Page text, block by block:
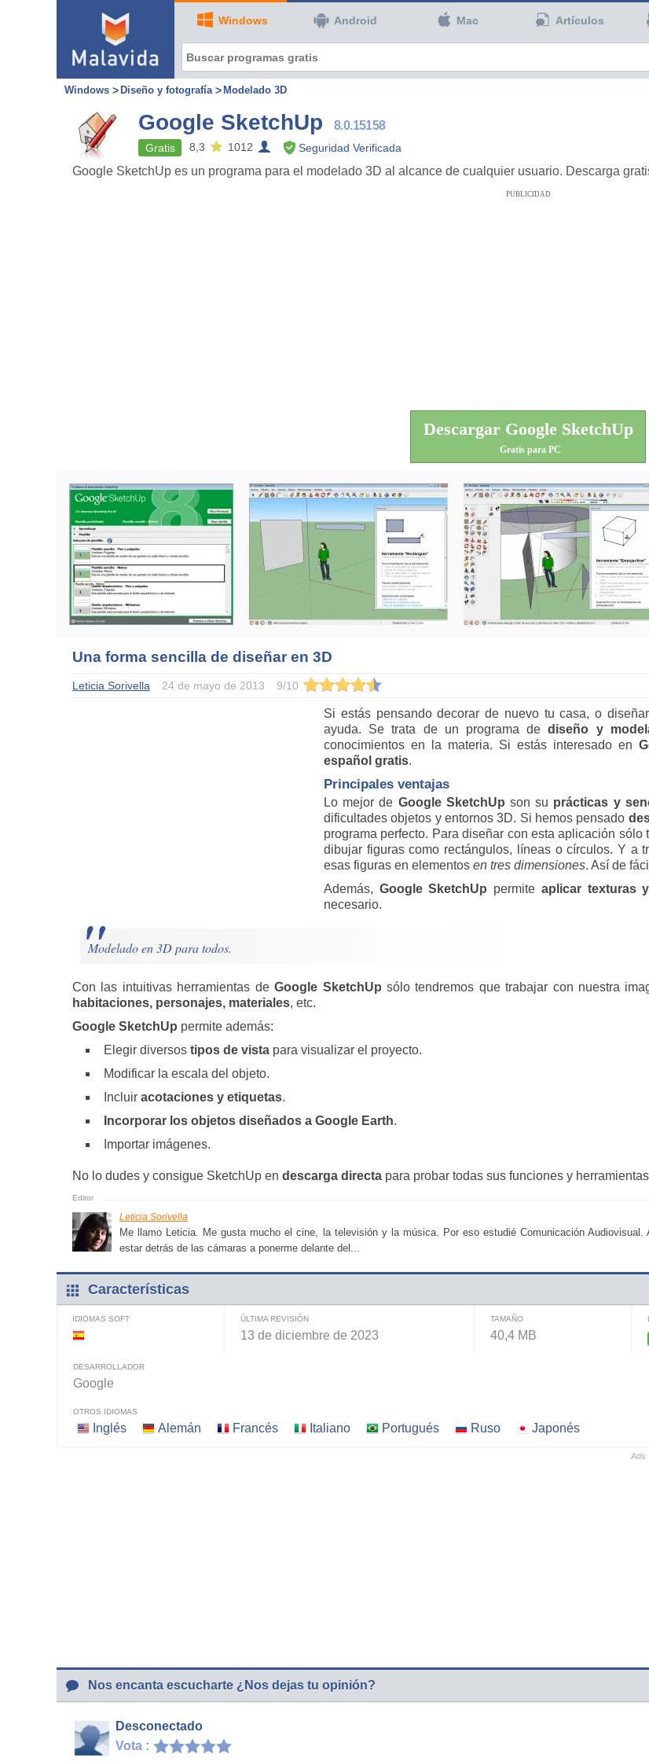
Windows Android Mac Artículos
Windows Diseño y fotografía Modelado 3D
Google SketchUp 8.0.15158
Gratis 8,3 1012 Seguridad Verificada
Google SketchUp es un programa para el modelado 3D al alcance de cualquier usuario. Descarga
PUBLICIDAD
Descargar Google SketchUp
Gratis para PC
Una forma sencilla de diseñar en 3D
Leticia Sorivella 24 de mayo de 2013 9/10
Si estás pensando decorar de nuevo tu casa, o
ayuda. Se trata de un programa dediseño y
conocimientos en la materia. Si estás interesado en
español gratis.
Principales ventajas
Lo mejor de Google SketchUp son su prácticas y
dificultades objetos y entornos 3D. Si hemos pensado
programa perfecto. Para diseñar con esta aplicación
dibujar figuras como rectángulos, líneas o círculos. Y a
esas figuras en elementos en tres dimensiones. Así de
Además, Google SketchUp permite aplicar texturas
necesario.
Modelado en 3D para todos.
Con las intuitivas herramientas deGoogle SketchUp sólo tendremos que trabajar con nuestra
habitaciones, personajes, materiales, etc.
Google SketchUp permite además:
Elegir diversos tipos de vista para visualizar el proyecto.
Modificar la escala del objeto.
Incluir acotaciones y etiquetas.
Incorporar los objetos diseñados a Google Earth.
Importar imágenes.
No lo dudes y consigue SketchUp en descarga directa para probar todas sus funciones y
Leticia Sorivella
Me llamo Leticia. Me gusta mucho el cine, la televisión y la música. Por eso estudié Comunicación
estar detrás de las cámaras a ponerme delante del...
Características
IDIOMAS SOFT ÚLTIMA REVISIÓN
13 de diciembre de 2023
TAMAÑO
40,4 MB
DESARROLLADOR
Google
OTROS IDIOMAS
Inglés Alemán Francés Italiano Portugués Ruso Japonés
Nos encanta escucharte ¿Nos dejas tu opinión?
Desconectado
Vota :